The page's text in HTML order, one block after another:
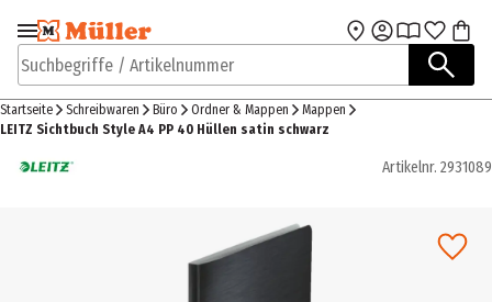
Zur Navigation
springen
Zum Hauptinhalt
Suchbegriffe / Artikelnummer
Startseite Schreibwaren Büro Ordner & Mappen
Mappen
LEITZ Sichtbuch Style A4 PP 40 Hüllen satin schwarz
Artikelnr. 2931089